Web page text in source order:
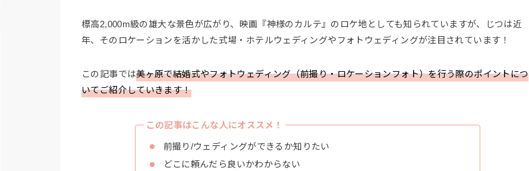
標高2,000m級の雄大な景色が広がり、映画『神様のカルテ』のロケ地としても知られていますが、じつは近
年、そのロケーションを活かした式場・ホテルウェディングやフォトウェディングが注目されています！
この記事では美ヶ原で結婚式やフォトウェディング（前撮り・ロケーションフォト）を行う際のポイントにつ
いてご紹介していきます！
この記事はこんな人にオススメ！
前撮り/ウェディングができるか知りたい
どこに頼んだら良いかわからない